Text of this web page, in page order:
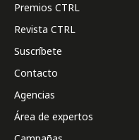
Premios CTRL
Revista CTRL
Suscríbete
Contacto
Agencias
Área de expertos